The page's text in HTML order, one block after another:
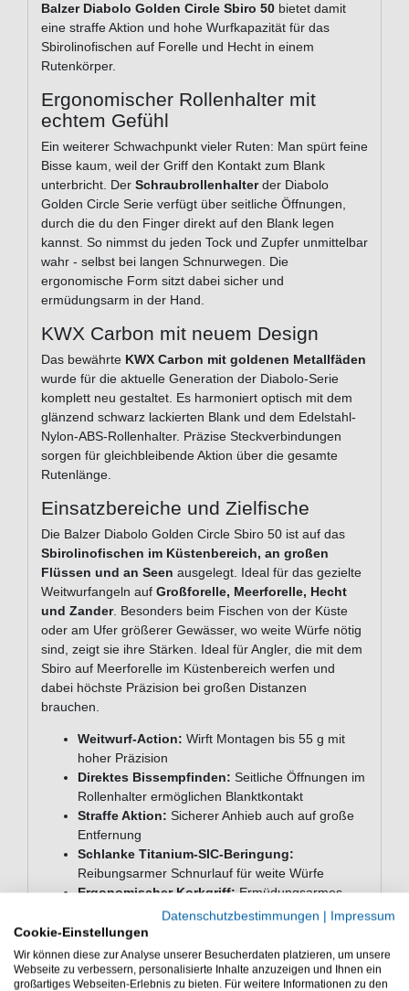
Balzer Diabolo Golden Circle Sbiro 50 bietet damit
eine straffe Aktion und hohe Wurfkapazität für das
Sbirolinofischen auf Forelle und Hecht in einem
Rutenkörper.
Ergonomischer Rollenhalter mit
echtem Gefühl
Ein weiterer Schwachpunkt vieler Ruten: Man spürt feine
Bisse kaum, weil der Griff den Kontakt zum Blank
unterbricht. Der Schraubrollenhalterder Diabolo
Golden Circle Serie verfügt über seitliche Öffnungen,
durch die du den Finger direkt auf den Blank legen
kannst. So nimmst du jeden Tock und Zupfer unmittelbar
wahr - selbst bei langen Schnurwegen. Die
ergonomische Form sitzt dabei sicher und
ermüdungsarm in der Hand.
KWX Carbon mit neuem Design
Das bewährte KWX Carbon mit goldenen Metallfäden
wurde für die aktuelle Generation der Diabolo-Serie
komplett neu gestaltet. Es harmoniert optisch mit dem
glänzend schwarz lackierten Blank und dem Edelstahl-
Nylon-ABS-Rollenhalter. Präzise Steckverbindungen
sorgen für gleichbleibende Aktion über die gesamte
Rutenlänge.
Einsatzbereiche und Zielfische
Die Balzer Diabolo Golden Circle Sbiro 50 ist auf das
Sbirolinofischen im Küstenbereich, an großen
Flüssen und an Seen ausgelegt. Ideal für das gezielte
Weitwurfangeln auf Großforelle, Meerforelle, Hecht
und Zander. Besonders beim Fischen von der Küste
oder am Ufer größerer Gewässer, wo weite Würfe nötig
sind, zeigt sie ihre Stärken. Ideal für Angler, die mit dem
Sbiro auf Meerforelle im Küstenbereich werfen und
dabei höchste Präzision bei großen Distanzen
brauchen.
Weitwurf-Action: Wirft Montagen bis 55 g mit
hoher Präzision
Direktes Bissempfinden: Seitliche Öffnungen im
Rollenhalter ermöglichen Blanktkontakt
Straffe Aktion: Sicherer Anhieb auch auf große
Entfernung
Schlanke Titanium-SIC-Beringung:
Reibungsarmer Schnurlauf für weite Würfe
Ergonomischer Korkgriff:Ermüdungsarmes
Angeln auch bei langen Sessions
Hochwertige Optik:
Metallfäden und glänzend schwarzem Blank
Technische Daten
Datenschutzbestimmungen | Impressum
Cookie-Einstellungen
Wir können diese zur Analyse unserer Besucherdaten platzieren, um unsere
Webseite zu verbessern, personalisierte Inhalte anzuzeigen und Ihnen ein
großartiges Webseiten-Erlebnis zu bieten. Für weitere Informationen zu den